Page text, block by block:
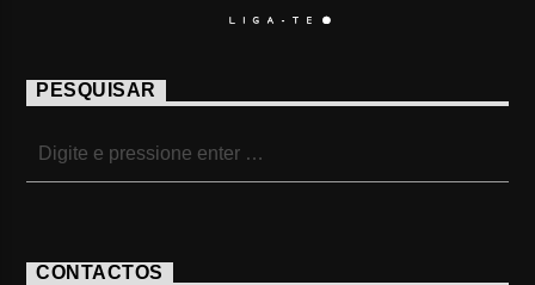
PESQUISAR
CONTACTOS